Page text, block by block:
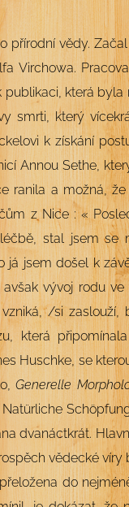
přírodní vědy.
Virchowa.
která
smrti, který
k získání
Annou Sethe,
ranila a možná,
z Nice : «
stal jsem se
já jsem došel k
vývoj rodu
/si zaslouží,
která
Huschke, se
Generelle
türliche
dvanáctkrát.
vědecké víry
do